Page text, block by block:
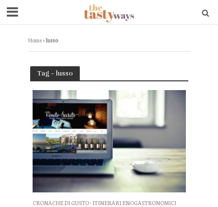
Home»lusso
Tag - lusso
CRONACHE DI GUSTO• ITINERARI ENOGASTRONOMICI